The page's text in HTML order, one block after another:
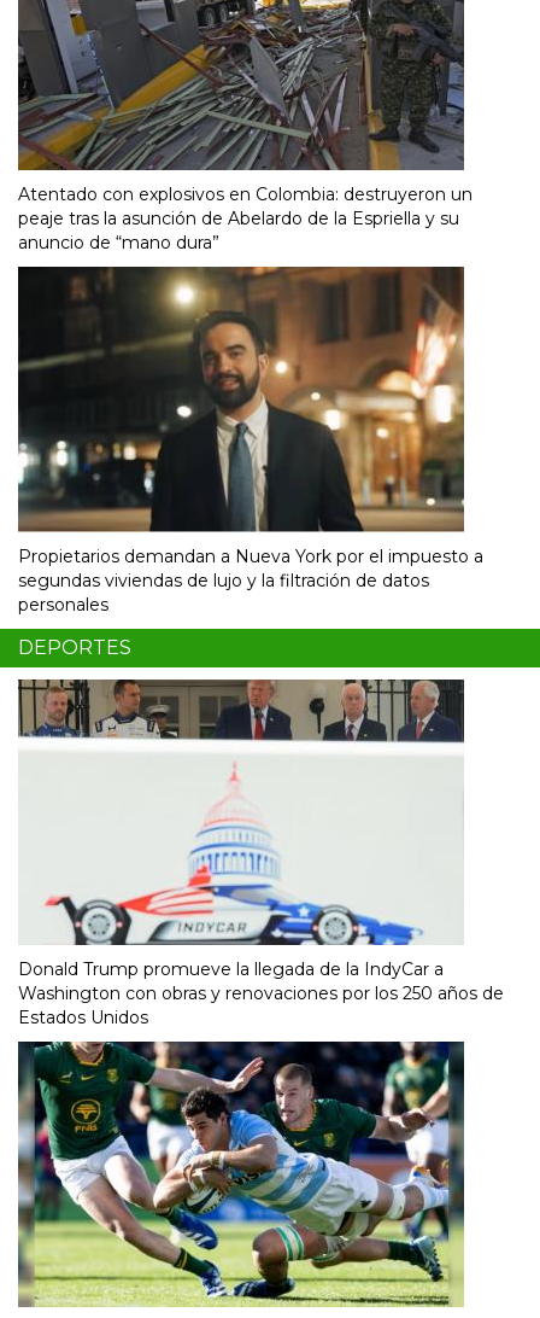
Atentado con explosivos en Colombia: destruyeron un
peaje tras la asunción de Abelardo de la Espriella y su
anuncio de “mano dura”
Propietarios demandan a Nueva York por el impuesto a
segundas viviendas de lujo y la filtración de datos
personales
DEPORTES
Donald Trump promueve la llegada de la IndyCar a
Washington con obras y renovaciones por los 250 años de
Estados Unidos